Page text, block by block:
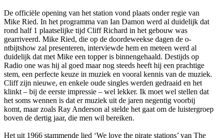
De officiële opening van het station vond plaats o­nder regie van
Mike Ried. In het programma van Ian Damon werd al duidelijk dat
rond half 1 plaatselijke tijd Cliff Richard in het gebouw was
gearriveerd. Mike Ried, die op de doordeweekse dagen de o­
ntbijtshow zal presenteren, interviewde hem en meteen werd al
duidelijk dat met Mike een topper is binnengehaald. Destijds op
Radio o­ne was hij al goed maar nog steeds heeft hij een prachtige
stem, een perfecte keuze in muziek en vooral kennis van de muziek.
Cliff zijn nieuwe, en enkele oude singles werden gedraaid en het
klinkt – bij de eerste impressie – wel lekker. Ik moet wel stellen dat
het soms wennen is dat er muziek uit de jaren negentig voorbij
komt, maar zoals Ray Anderson al stelde het gaat om de luistergroep
boven de dertig jaar, die men wil bereiken.
Het uit 1966 stammende lied ‘We love the pirate stations’ van The